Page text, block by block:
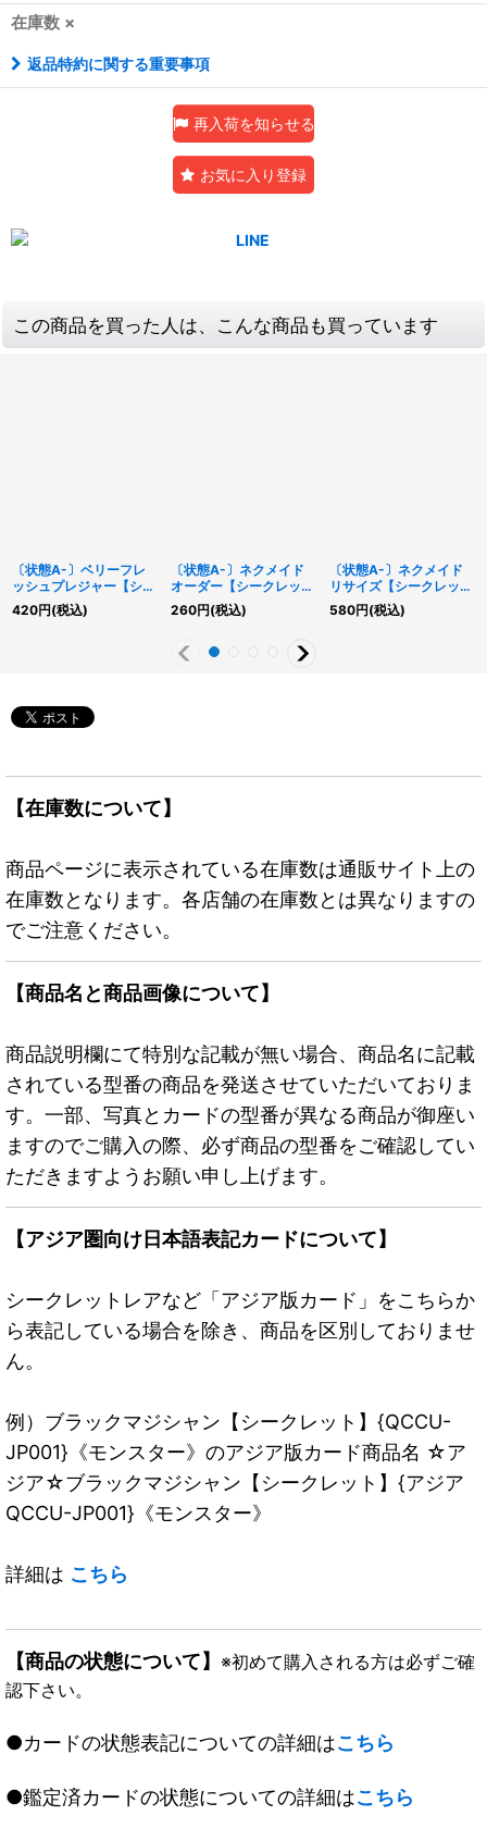
在庫数 ×
返品特約に関する重要事項
再入荷を知らせる
お気に入り登録
この商品を買った人は、こんな商品も買っています
〔状態A-〕ベリーフレ
ッシュプレジャー【シー
クレット】{RD/KP18-
JP023}《RDモンスタ
420円(税込)
〔状態A-〕ネクメイド
オーダー【シークレッ
ト】{RD/KP23-JP051}
《RD魔法》
260円(税込)
〔状態A-〕ネクメイド
リサイズ【シークレッ
ト】{RD/KP23-JP050}
《RD魔法》
580円(税込)
【在庫数について】
商品ページに表示されている在庫数は通販サイト上の
在庫数となります。各店舗の在庫数とは異なりますの
でご注意ください。
【商品名と商品画像について】
商品説明欄にて特別な記載が無い場合、商品名に記載
されている型番の商品を発送させていただいておりま
す。一部、写真とカードの型番が異なる商品が御座い
ますのでご購入の際、必ず商品の型番をご確認してい
ただきますようお願い申し上げます。
【アジア圏向け日本語表記カードについて】
シークレットレアなど「アジア版カード」をこちらか
ら表記している場合を除き、商品を区別しておりませ
ん。
例）ブラックマジシャン【シークレット】{QCCU-
JP001}《モンスター》のアジア版カード商品名 ☆ア
ジア☆ブラックマジシャン【シークレット】{アジア
QCCU-JP001}《モンスター》
詳細は こちら
【商品の状態について】 ※初めて購入される方は必ずご確
認下さい。
●カードの状態表記についての詳細はこちら
●鑑定済カードの状態についての詳細はこちら